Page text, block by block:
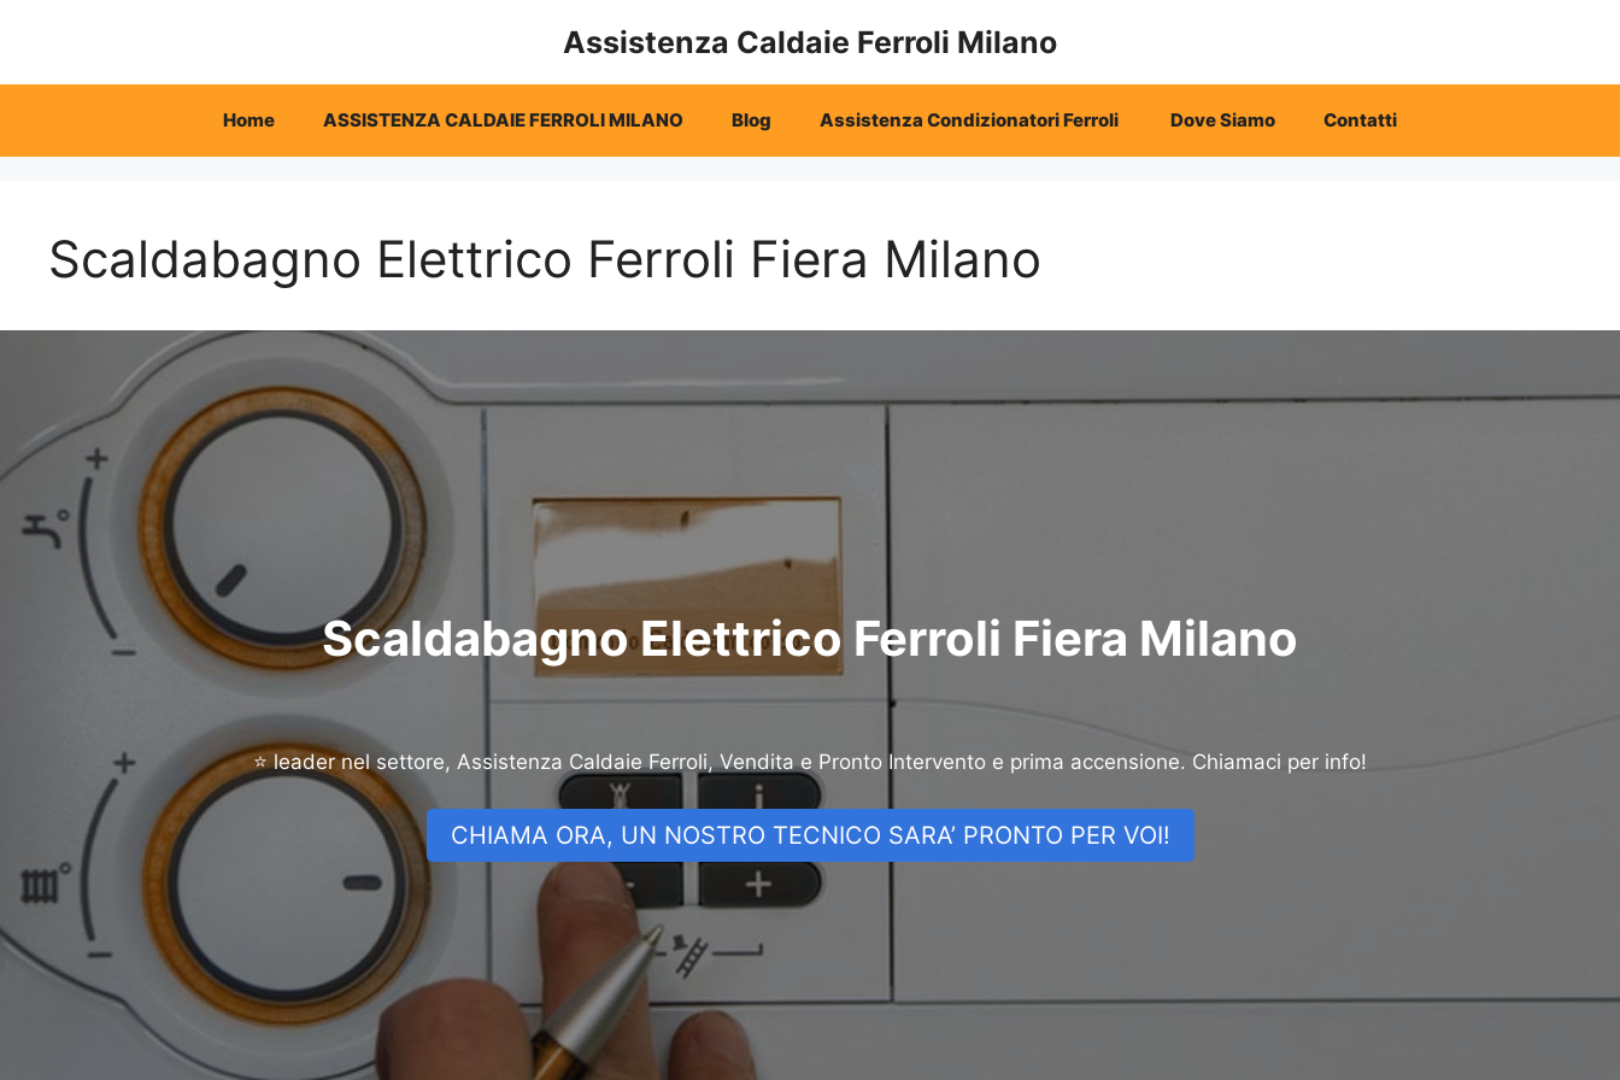
Assistenza Caldaie Ferroli Milano
Home ASSISTENZA CALDAIE FERROLI MILANO Blog Assistenza Condizionatori Ferroli Dove Siamo Contatti
Scaldabagno Elettrico Ferroli Fiera Milano
Scaldabagno Elettrico Ferroli Fiera Milano
⭐ leader nel settore, Assistenza Caldaie Ferroli, Vendita e Pronto Intervento e prima accensione. Chiamaci per info!
CHIAMA ORA, UN NOSTRO TECNICO SARA’ PRONTO PER VOI!